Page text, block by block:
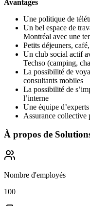
Avantages
Une politique de
Un bel espace de
Montréal avec une
Petits déjeuners,
Un club social actif
Techso (camping,
La possibilité de
consultants mobiles
La possibilité de
l’interne
Une équipe
Assurance collective
À propos de
Nombre d'employés
100